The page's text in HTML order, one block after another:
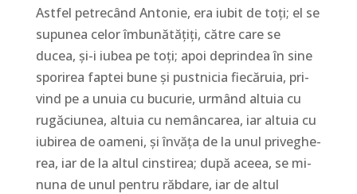
Astfel petrecând Antonie, era iubit de toți; el se
su­pu­nea celor îmbunătățiți, către care se
ducea, și-i iubea pe toți; apoi de­prindea în sine
sporirea faptei bune și pust­ni­cia fiecăruia, pri­
vind pe a unuia cu bucurie, ur­mând altuia cu
rugăciunea, altuia cu nemâncarea, iar altuia cu
iubirea de oameni, și învăța de la unul pri­ve­ghe­
rea, iar de la altul cins­tirea; după aceea, se mi­
nuna de unul pentru răbdare, iar de altul